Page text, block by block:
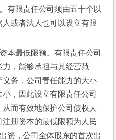
有限责任公司须由五十个以
或者法人也可以设立有限
本最低限额。有限责任公司
，能够承担与其经营范
务，公司责任能力的大小
，因此设立有限责任公司
而有效地保护公司债权人
册资本的最低限额为人民
资，公司全体股东的首次出